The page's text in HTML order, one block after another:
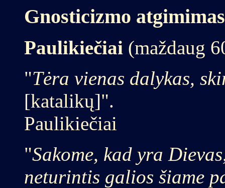
Gnosticizmo
Paulikiečiai (maždaug
"Tėra vienas dalykas,
[katalikų]".
Paulikiečiai
"Sakome, kad yra
neturintis galios šiame